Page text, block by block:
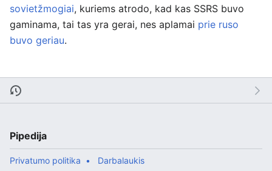
sovietžmogiai, kuriems atrodo, kad kas SSRS buvo
gaminama, tai tas yra gerai, nes aplamai prie ruso
buvo geriau.
Pipedija
Privatumo politika Darbalaukis